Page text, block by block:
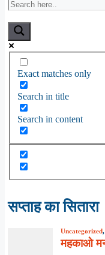
Exact matches only
Search in title
Search in content
सप्ताह का सितारा
Uncategorized
महकाओ